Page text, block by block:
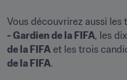
Vous découvrirez aussi les
- Gardien de la FIFA, les
de la FIFA et les trois
de la FIFA.